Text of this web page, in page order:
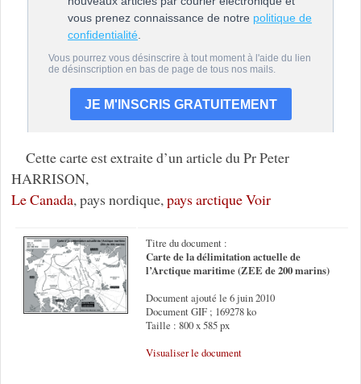
Cette carte est extraite d’un article du Pr Peter
HARRISON,
Le Canada, pays nordique,pays arctiqueVoir
Titre du document :
Carte de la délimitation actuelle de
l’Arctique maritime (ZEE de 200 marins)
Document ajouté le 6 juin 2010
Document GIF ; 169278 ko
Taille : 800 x 585 px
Visualiser le document